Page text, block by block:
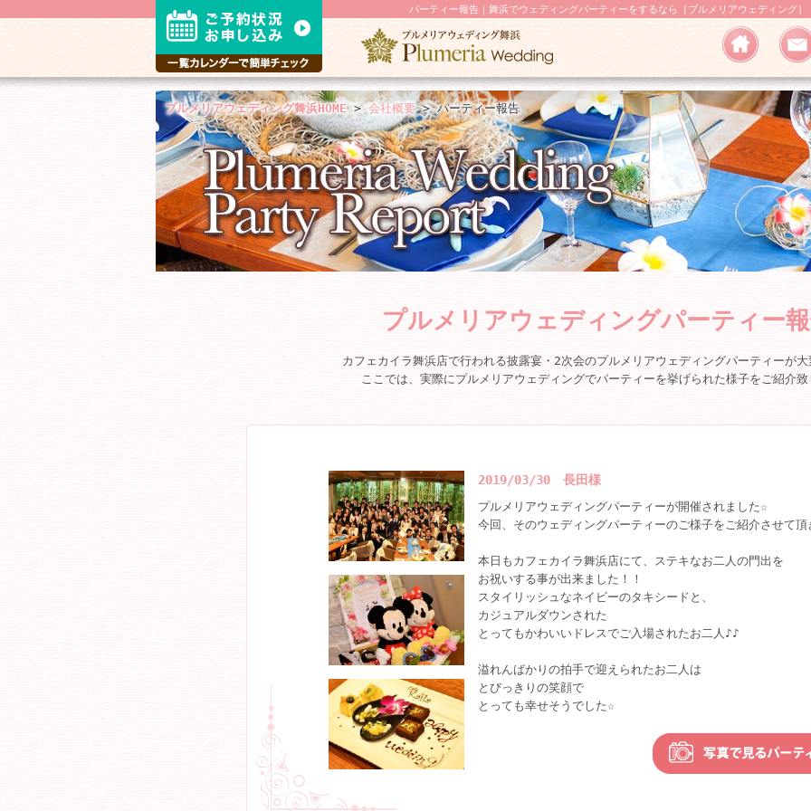
パーティー報告｜舞浜でウェディングパーティーをするなら［プルメリアウェディング］
プルメリアウェディング舞浜HOME> 会社概要>パーティー報告
プルメリアウェディングパーティー
カフェカイラ舞浜店で行われる披露宴・2次会のプルメリアウェディングパーティーが
ここでは、実際にプルメリアウェディングでパーティーを挙げられた様子をご紹介
2019/03/30 長田様
プルメリアウェディングパーティーが開催されました☆
今回、そのウェディングパーティーのご様子をご紹介させて頂
本日もカフェカイラ舞浜店にて、ステキなお二人の門出を
お祝いする事が出来ました！！
スタイリッシュなネイビーのタキシードと、
カジュアルダウンされた
とってもかわいいドレスでご入場されたお二人♪♪
溢れんばかりの拍手で迎えられたお二人は
とびっきりの笑顔で
とっても幸せそうでした☆